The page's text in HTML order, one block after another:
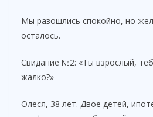
Мы разошлись спокойно, но
осталось.
Свидание №2: «Ты взрослый,
жалко?»
Олеся, 38 лет. Двое детей,